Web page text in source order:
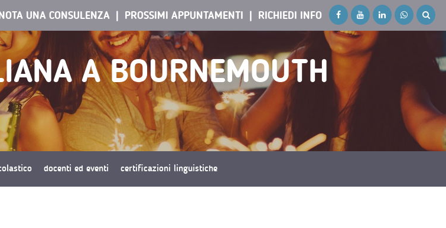
RICHIEDI INFO
PROSSIMI APPUNTAMENTI
UNA CONSULENZA
A BOURNEMOUTH
docenti ed eventi certificazioni linguistiche